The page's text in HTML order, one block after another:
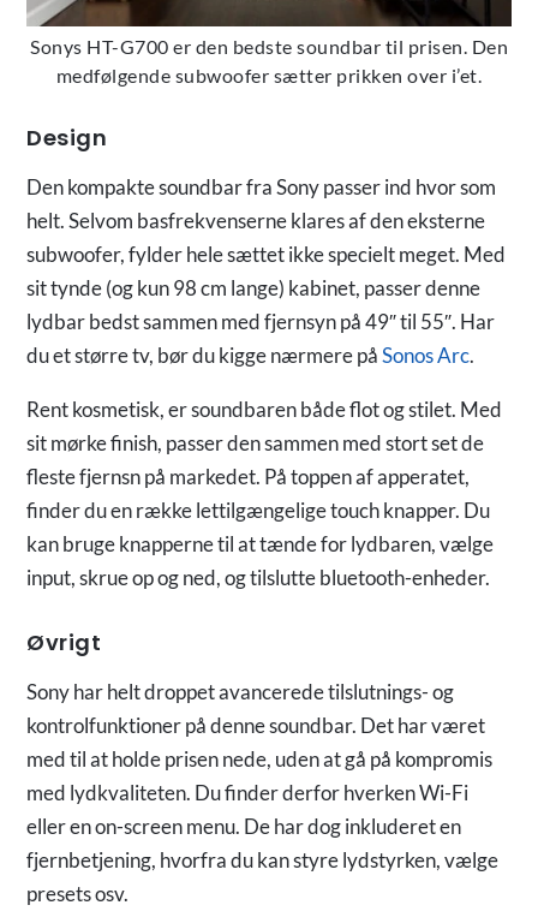
Sonys HT-G700 er den bedste soundbar til prisen. Den
medfølgende subwoofer sætter prikken over i’et.
Design
Den kompakte soundbar fra Sony passer ind hvor som
helt. Selvom basfrekvenserne klares af den eksterne
subwoofer, fylder hele sættet ikke specielt meget. Med
sit tynde (og kun 98 cm lange) kabinet, passer denne
lydbar bedst sammen med fjernsyn på 49″ til 55″. Har
du et større tv, bør du kigge nærmere påSonos Arc.
Rent kosmetisk, er soundbaren både flot og stilet. Med
sit mørke finish, passer den sammen med stort set de
fleste fjernsn på markedet. På toppen af apperatet,
finder du en række lettilgængelige touch knapper. Du
kan bruge knapperne til at tænde for lydbaren, vælge
input, skrue op og ned, og tilslutte bluetooth-enheder.
Øvrigt
Sony har helt droppet avancerede tilslutnings- og
kontrolfunktioner på denne soundbar. Det har været
med til at holde prisen nede, uden at gå på kompromis
med lydkvaliteten. Du finder derfor hverken Wi-Fi
eller en on-screen menu. De har dog inkluderet en
fjernbetjening, hvorfra du kan styre lydstyrken, vælge
presets osv.